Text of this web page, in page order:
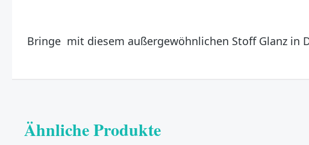
Bringe mit diesem außergewöhnlichen Stoff Glanz in
Ähnliche Produkte